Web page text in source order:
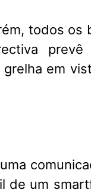
todos os
grelha em
de um